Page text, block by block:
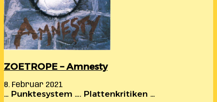
ZOETROPE – Amnesty
8. Februar 2021
… Punktesystem …. Plattenkritiken …